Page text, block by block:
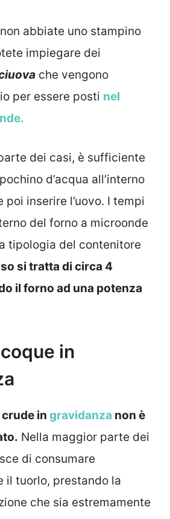
abbiate uno stampino
impiegare dei
che vengono
per essere posti nel
dei casi, è sufficiente
d’acqua all’interno
poi inserire l’uovo. I tempi
del forno a microonde
tipologia del contenitore
si tratta di circa 4
il forno ad una potenza
in
in gravidanza non è
Nella maggior parte dei
di consumare
il tuorlo, prestando la
che sia estremamente